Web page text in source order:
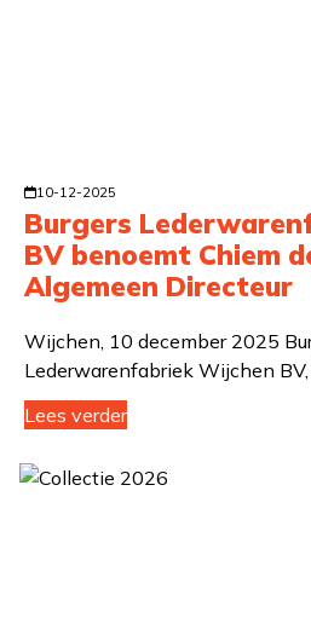
10-12-2025
Burgers
BV benoemt Chiem
Algemeen Directeur
Wijchen, 10 december 2025
Lederwarenfabriek Wijchen BV,
Lees verder